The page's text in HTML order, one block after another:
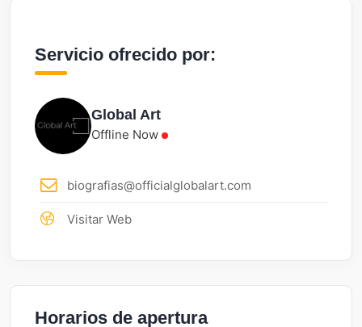
Servicio ofrecido por:
Global Art
Offline Now
biografias@officialglobalart.com
Visitar Web
Horarios de apertura